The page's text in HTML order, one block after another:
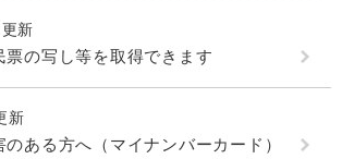
新
票の写し等を取得できます
新
ある方へ（マイナンバーカード）